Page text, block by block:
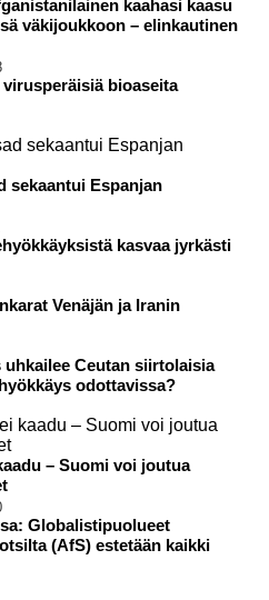
kaahasi kaasu
väkijoukkoon – elinkautinen
bioaseita
sekaantui Espanjan
kasvaa jyrkästi
Venäjän ja Iranin
Ceutan siirtolaisia
odottavissa?
– Suomi voi joutua
Globalistipuolueet
(AfS) estetään kaikki